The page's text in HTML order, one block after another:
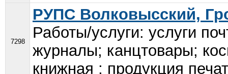
7298
РУПС Волковысский,
Работы/услуги: услуги
журналы; канцтовары;
книжная ; продукция